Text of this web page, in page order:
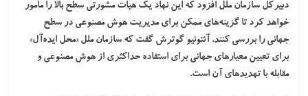
دبیرکل سازمان ملل افزود که این نهاد یک هیات مشورتی سطح بالا را مامور
خواهد کرد تا گزینه‌های ممکن برای مدیریت هوش مصنوعی در سطح
جهانی را بررسی کنند. آنتونیو گوترش گفت که سازمان ملل «محل ایده‌آل»
برای تعیین معیارهای جهانی برای استفاده حداکثری از هوش مصنوعی و
مقابله با تهدیدهای آن است.